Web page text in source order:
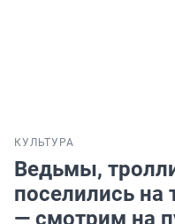
КУЛЬТУРА
Ведьмы,
поселились
— смотрим на